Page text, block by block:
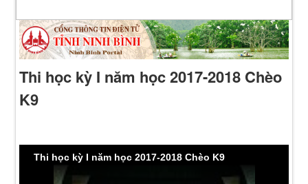
Thi học kỳ I năm học 2017-2018 Chèo
K9
Thi học kỳ I năm học 2017-2018 Chèo K9